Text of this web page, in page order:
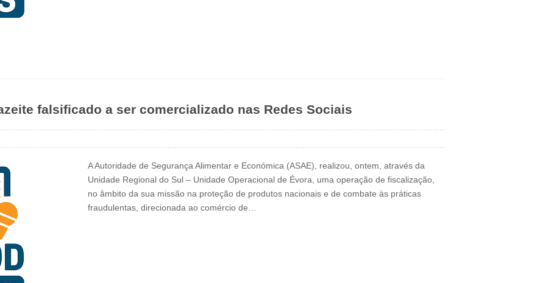
falsificado a ser comercializado nas Redes Sociais
A Autoridade de Segurança Alimentar e Económica (ASAE), realizou, ontem, através da
Unidade Regional do Sul – Unidade Operacional de Évora, uma operação de fiscalização,
no âmbito da sua missão na proteção de produtos nacionais e de combate às práticas
fraudulentas, direcionada ao comércio de…